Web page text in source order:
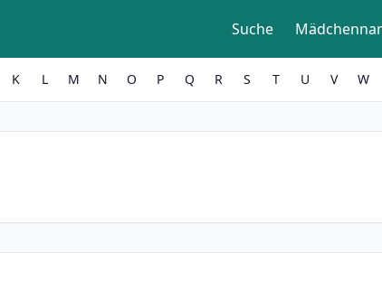
Suche
K L M N O P Q R S T U V W